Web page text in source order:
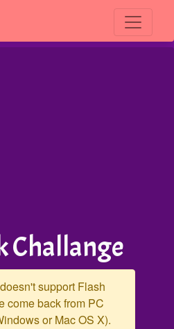
Challange
support Flash
come back from PC
or Mac OS X).